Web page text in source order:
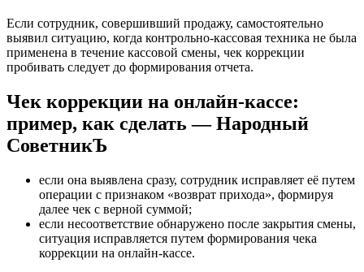
Если сотрудник, совершивший продажу, самостоятельно
выявил ситуацию, когда контрольно-кассовая техника не была
применена в течение кассовой смены, чек коррекции
пробивать следует до формирования отчета.
Чек коррекции на онлайн-кассе:
пример, как сделать — Народный
СоветникЪ
если она выявлена сразу, сотрудник исправляет её путем
операции с признаком «возврат прихода», формируя
далее чек с верной суммой;
если несоответствие обнаружено после закрытия смены,
ситуация исправляется путем формирования чека
коррекции на онлайн-кассе.